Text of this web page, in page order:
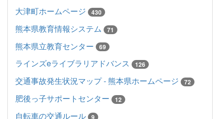
大津町ホームページ 430
熊本県教育情報システム 71
熊本県立教育センター 69
ラインズeライブラリアドバンス 126
交通事故発生状況マップ - 熊本県ホームページ 72
肥後っ子サポートセンター 12
自転車の交通ルール 9